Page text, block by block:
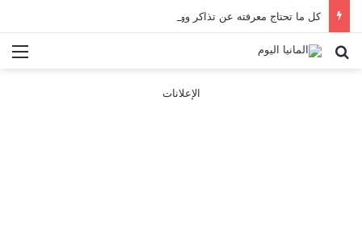
كل ما تحتاج معرفته عن تذاكر ووسائل النقل في باريس 2025
بحث عن
الإعلانات